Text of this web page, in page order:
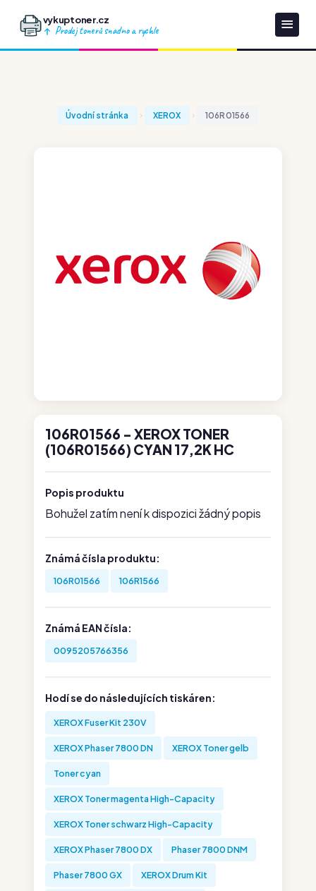
vykuptoner.cz
Prodej tonerů snadno a rychle
Úvodní stránka XEROX 106R01566
106R01566 - XEROX TONER
(106R01566) CYAN 17,2K HC
Popis produktu
Bohužel zatím není k dispozici žádný popis
Známá čísla produktu:
106R01566 106R1566
Známá EAN čísla:
0095205766356
Hodí se do následujících tiskáren:
XEROX Fuser Kit 230V
XEROX Phaser 7800 DN XEROX Toner gelb
Toner cyan
XEROX Toner magenta High-Capacity
XEROX Toner schwarz High-Capacity
XEROX Phaser 7800 DX Phaser 7800 DNM
Phaser 7800 GX XEROX Drum Kit